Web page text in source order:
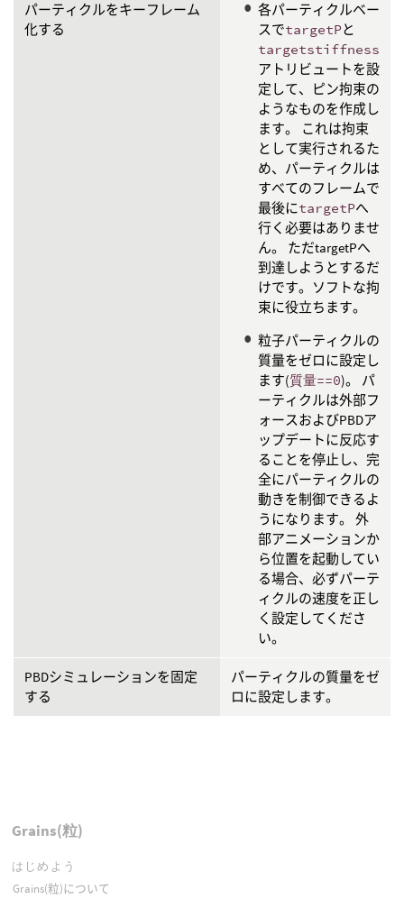
パーティクルをキーフレーム
化する
各パーティクルベー
スでtargetPと
targetstiffness
アトリビュートを設
定して、ピン拘束の
ようなものを作成し
ます。 これは拘束
として実行されるた
め、パーティクルは
すべてのフレームで
最後にtargetPへ
行く必要はありませ
ん。 ただtargetPへ
到達しようとするだ
けです。ソフトな拘
束に役立ちます。
粒子パーティクルの
質量をゼロに設定し
ます(質量==0)。 パ
ーティクルは外部フ
ォースおよびPBDア
ップデートに反応す
ることを停止し、完
全にパーティクルの
動きを制御できるよ
うになります。 外
部アニメーションか
ら位置を起動してい
る場合、必ずパーテ
ィクルの速度を正し
く設定してくださ
い。
PBDシミュレーションを固定
する
パーティクルの質量をゼ
ロに設定します。
Grains(粒)
はじめよう
Grains(粒)について